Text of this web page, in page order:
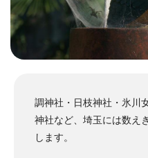
調神社・日枝神社・氷川
神社など、埼玉には数え
します。